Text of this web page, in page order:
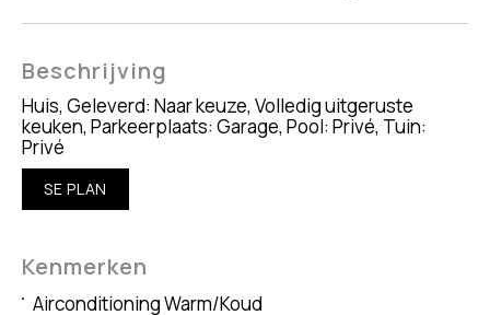
Beschrijving
Huis, Geleverd: Naar keuze, Volledig uitgeruste
keuken, Parkeerplaats: Garage, Pool: Privé, Tuin:
Privé
SE PLAN
Kenmerken
Airconditioning Warm/Koud